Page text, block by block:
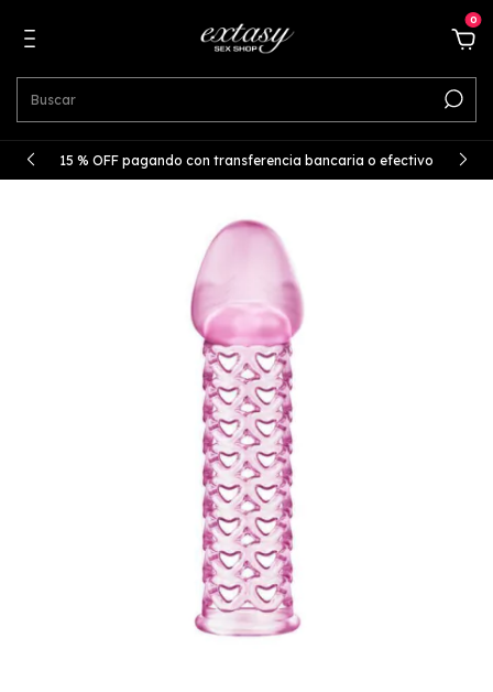
0
15 % OFF pagando con transferencia bancaria o efectivo